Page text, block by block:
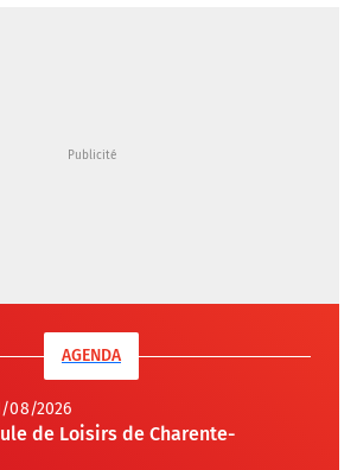
AGENDA
08/2026
de Loisirs de Charente-